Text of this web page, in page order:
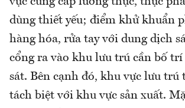
dùng thiết yếu; điểm khử khuẩn
hàng hóa, rửa tay với dung dịch
cổng ra vào khu lưu trú cần bố trí
sát. Bên cạnh đó, khu vực lưu trú
tách biệt với khu vực sản xuất.